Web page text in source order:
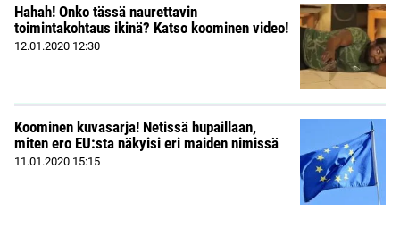
Hahah! Onko tässä naurettavin
toimintakohtaus ikinä? Katso koominen video!
12.01.2020 12:30
Koominen kuvasarja! Netissä hupaillaan,
miten ero EU:sta näkyisi eri maiden nimissä
11.01.2020 15:15